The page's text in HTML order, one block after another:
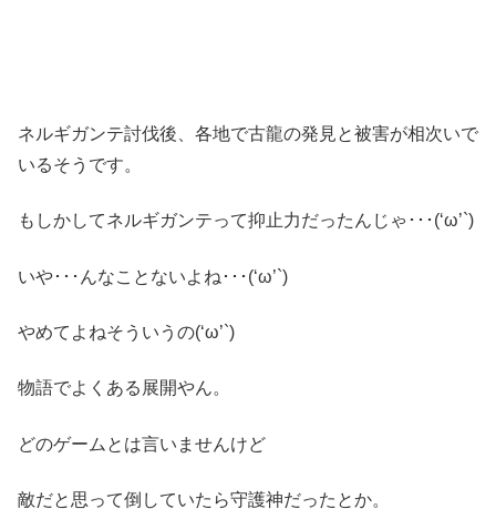
ネルギガンテ討伐後、各地で古龍の発見と被害が相次いで
いるそうです。
もしかしてネルギガンテって抑止力だったんじゃ･･･(‘ω’`)
いや･･･んなことないよね･･･(‘ω’`)
やめてよねそういうの(‘ω’`)
物語でよくある展開やん。
どのゲームとは言いませんけど
敵だと思って倒していたら守護神だったとか。